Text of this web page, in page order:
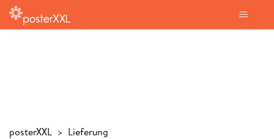
posterXXL Lieferung